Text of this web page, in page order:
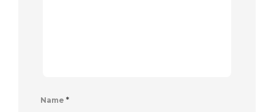
Name *